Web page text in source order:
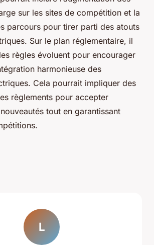
sur les sites de compétition et la
parcours pour tirer parti des atouts
Sur le plan réglementaire, il
règles évoluent pour encourager
harmonieuse des
Cela pourrait impliquer des
règlements pour accepter
tout en garantissant
L